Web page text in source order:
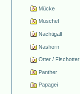
Mücke
Muschel
Nachtigall
Nashorn
Otter / Fischotter
Panther
Papagei